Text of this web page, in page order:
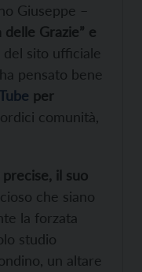
Giuseppe –
Grazie” e
del sito ufficiale
pensato bene
per
comunità,
il suo
che siano
la forzata
studio
un altare